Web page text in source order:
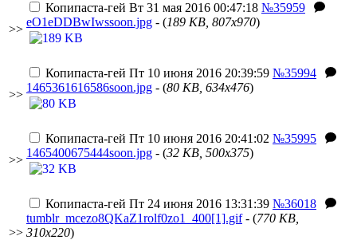
>>
Копипаста-гей Вт 31 мая 2016 00:47:18 №35959
eO1eDDBwIwssoon.jpg - (189 KB, 807x970)
>>
Копипаста-гей Пт 10 июня 2016 20:39:59 №35994
1465361616586soon.jpg - (80 KB, 634x476)
>>
Копипаста-гей Пт 10 июня 2016 20:41:02 №35995
1465400675444soon.jpg - (32 KB, 500x375)
>>
Копипаста-гей Пт 24 июня 2016 13:31:39 №36018
tumblr_mcezo8QKaZ1rolf0zo1_400[1].gif- (770 KB,
310x220)